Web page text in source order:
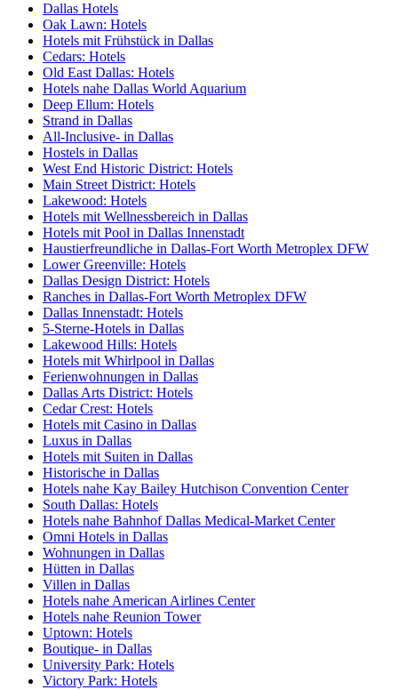
Dallas Hotels
Oak Lawn: Hotels
Hotels mit Frühstück in Dallas
Cedars: Hotels
Old East Dallas: Hotels
Hotels nahe Dallas World Aquarium
Deep Ellum: Hotels
Strand in Dallas
All-Inclusive- in Dallas
Hostels in Dallas
West End Historic District: Hotels
Main Street District: Hotels
Lakewood: Hotels
Hotels mit Wellnessbereich in Dallas
Hotels mit Pool in Dallas Innenstadt
Haustierfreundliche in Dallas-Fort Worth Metroplex DFW
Lower Greenville: Hotels
Dallas Design District: Hotels
Ranches in Dallas-Fort Worth Metroplex DFW
Dallas Innenstadt: Hotels
5-Sterne-Hotels in Dallas
Lakewood Hills: Hotels
Hotels mit Whirlpool in Dallas
Ferienwohnungen in Dallas
Dallas Arts District: Hotels
Cedar Crest: Hotels
Hotels mit Casino in Dallas
Luxus in Dallas
Hotels mit Suiten in Dallas
Historische in Dallas
Hotels nahe Kay Bailey Hutchison Convention Center
South Dallas: Hotels
Hotels nahe Bahnhof Dallas Medical-Market Center
Omni Hotels in Dallas
Wohnungen in Dallas
Hütten in Dallas
Villen in Dallas
Hotels nahe American Airlines Center
Hotels nahe Reunion Tower
Uptown: Hotels
Boutique- in Dallas
University Park: Hotels
Victory Park: Hotels